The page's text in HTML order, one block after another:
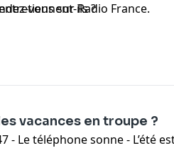
ils ?
vous surRadio France.
vacances en troupe ?
- Le téléphone sonne - L’été